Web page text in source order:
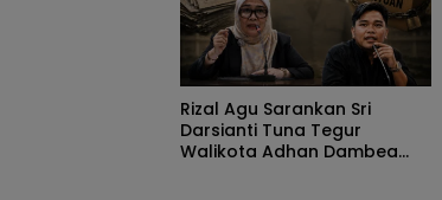
Rizal Agu Sarankan Sri
Darsianti Tuna Tegur
Walikota Adhan Dambea